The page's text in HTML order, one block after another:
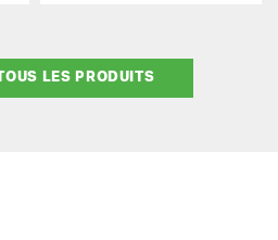
LES PRODUITS